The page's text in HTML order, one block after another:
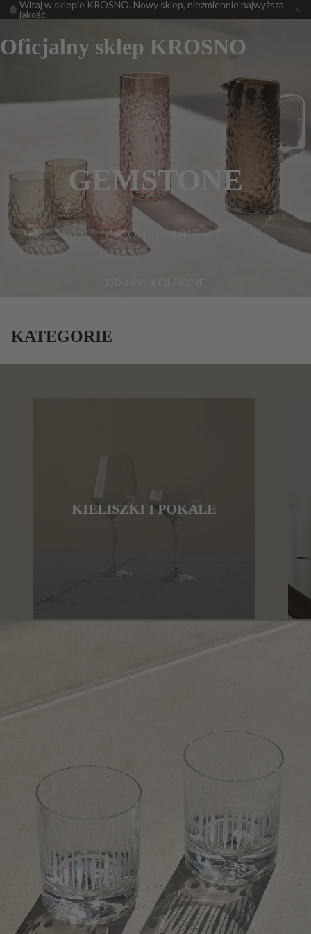
Witaj w sklepie KROSNO. Nowy sklep, niezmiennie najwyższa
jakość.
Oficjalny sklep KROSNO
GEMSTONE
COLLECTION
KATEGORIE
KIELISZKI I POKALE